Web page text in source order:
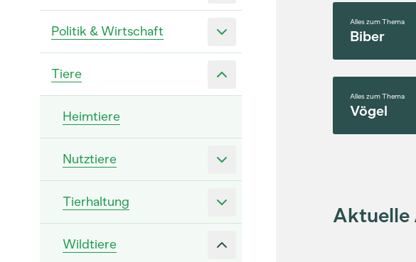
Politik & Wirtschaft
Tiere
Heimtiere
Nutztiere
Tierhaltung
Wildtiere
Biber
Alles zum Thema
Vögel
Alles zum Thema
Aktuelle